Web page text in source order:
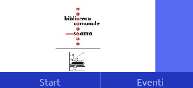
Start Eventi